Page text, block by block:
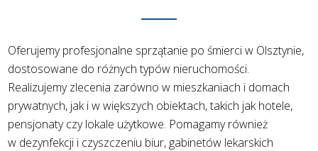
Oferujemy profesjonalne sprzątanie po śmierci w Olsztynie,
dostosowane do różnych typów nieruchomości.
Realizujemy zlecenia zarówno w mieszkaniach i domach
prywatnych, jak i w większych obiektach, takich jak hotele,
pensjonaty czy lokale użytkowe. Pomagamy również
w dezynfekcji i czyszczeniu biur, gabinetów lekarskich